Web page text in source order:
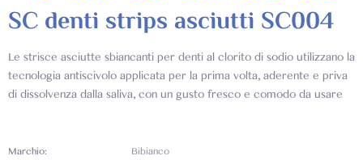
SC denti strips asciutti SC004
Le strisce asciutte sbiancanti per denti al clorito di sodio utilizzano la
tecnologia antiscivolo applicata per la prima volta, aderente e priva
di dissolvenza dalla saliva, con un gusto fresco e comodo da usare
Marchio: Bibianco